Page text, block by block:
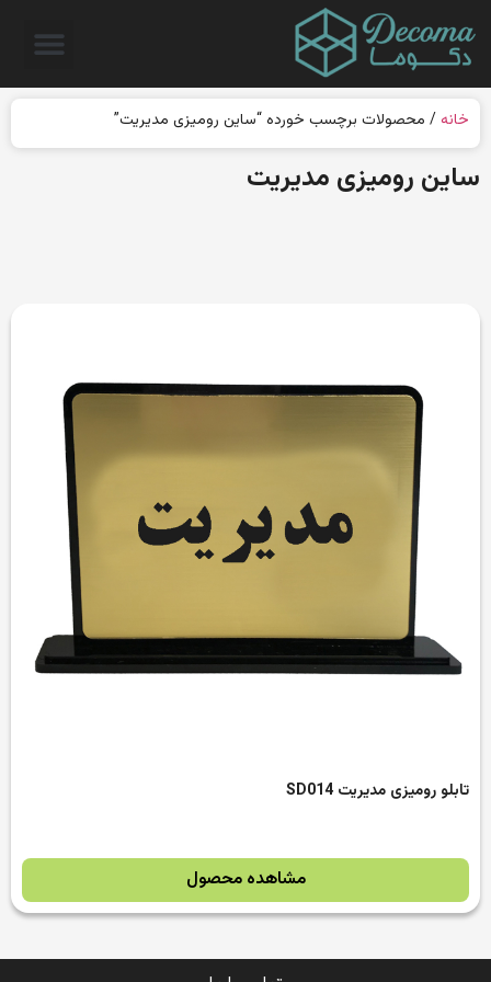
خانه / محصولات برچسب خورده “ساین رومیزی مدیریت”
ساین رومیزی مدیریت
تابلو رومیزی مدیریت SD014
مشاهده محصول